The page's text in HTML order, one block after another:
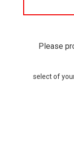
Please
select of